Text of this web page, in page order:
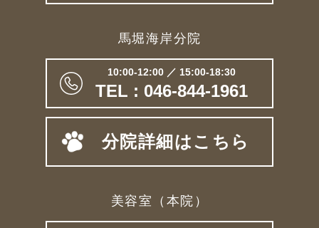
馬堀海岸分院
10:00-12:00 ／ 15:00-18:30
TEL : 046-844-1961
分院詳細はこちら
美容室（本院）